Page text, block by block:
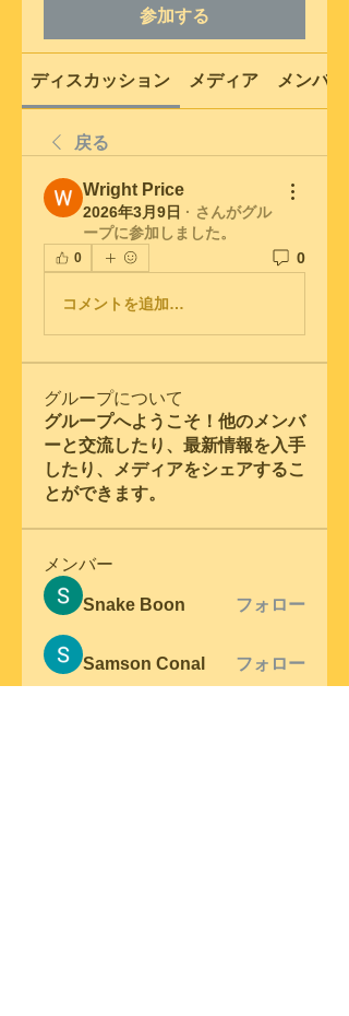
参加する
ディスカッション メディア メンバー
戻る
Wright Price
2026年3月9日 · さんがグル
ープに参加しました。
0 0
コメントを追加…
グループについて
グループへようこそ！他のメンバ
ーと交流したり、最新情報を入手
したり、メディアをシェアするこ
とができます。
メンバー
Snake Boon フォロー
Samson Conal フォロー